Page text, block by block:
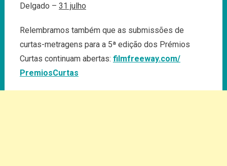
Delgado – 31 julho
Relembramos também que as submissões de
curtas-metragens para a 5ª edição dos Prémios
Curtas continuam abertas: filmfreeway.com/
PremiosCurtas